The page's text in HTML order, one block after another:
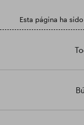
Esta página ha